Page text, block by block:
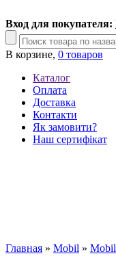
Вход для покупателя:
В корзине, 0 товаров
Каталог
Оплата
Доставка
Контакти
Як замовити?
Наш сертифікат
Главная » Mobil »